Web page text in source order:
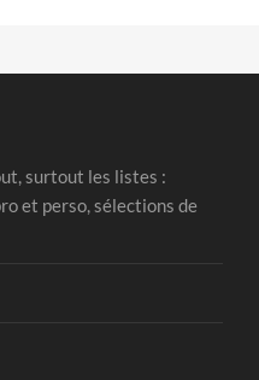
surtout les listes :
et perso, sélections de